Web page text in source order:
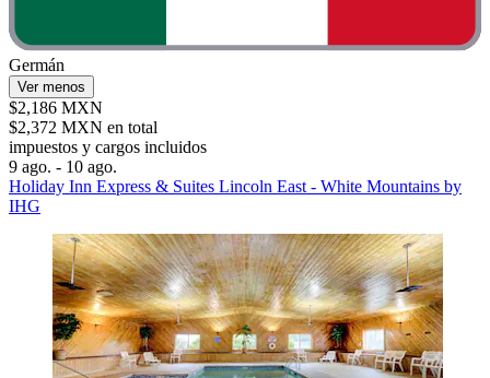
Germán
Ver menos
$2,186 MXN
$2,372 MXN en total
impuestos y cargos incluidos
9 ago. - 10 ago.
Holiday Inn Express & Suites Lincoln East - White Mountains by
IHG